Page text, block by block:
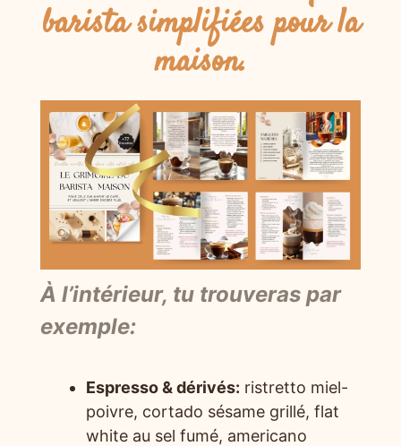
barista simplifiées pour la
maison.
À l’intérieur, tu trouveras par
exemple:
Espresso & dérivés: ristretto miel-
poivre, cortado sésame grillé, flat
white au sel fumé, americano